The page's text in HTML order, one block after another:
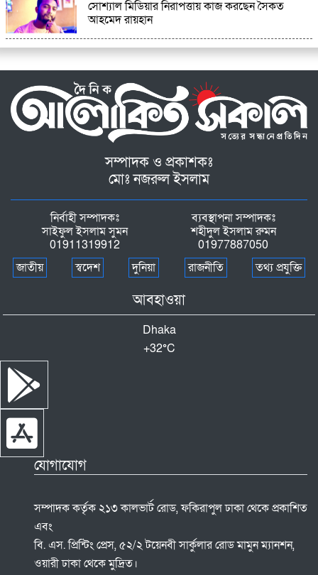
সোশ্যাল মিডিয়ার নিরাপত্তায় কাজ করছেন সৈকত
আহমেদ রায়হান
সম্পাদক ও প্রকাশকঃ
মোঃ নজরুল ইসলাম
নির্বাহী সম্পাদকঃ
সাইফুল ইসলাম সুমন
01911319912
ব্যবস্থাপনা সম্পাদকঃ
শহীদুল ইসলাম রুমন
01977887050
জাতীয়
স্বদেশ দুনিয়া রাজনীতি তথ্য প্রযুক্তি
আবহাওয়া
Dhaka
+32°C
যোগাযোগ
সম্পাদক কর্তৃক ২১৩ কালভার্ট রোড, ফকিরাপুল ঢাকা থেকে প্রকাশিত
এবং
বি. এস. প্রিন্টিং প্রেস, ৫২/২ টয়েনবী সার্কুলার রোড মামুন ম্যানশন,
ওয়ারী ঢাকা থেকে মুদ্রিত।